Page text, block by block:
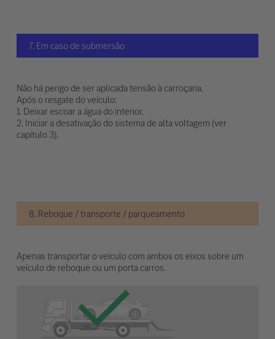
7. Em caso de submersão
Não há perigo de ser aplicada tensão à carroçaria.
Após o resgate do veículo:
1. Deixar escoar a água do interior.
2. Iniciar a desativação do sistema de alta voltagem (ver
capítulo 3).
8. Reboque / transporte / parqueamento
Apenas transportar o veículo com ambos os eixos sobre um
veículo de reboque ou um porta carros.